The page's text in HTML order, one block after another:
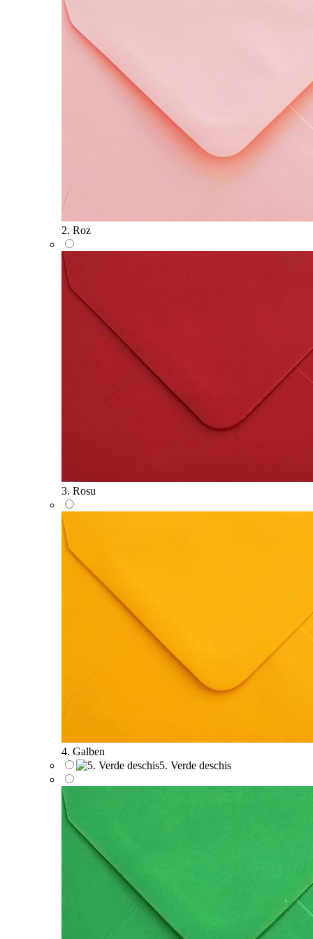
2. Roz
3. Rosu
4. Galben
5. Verde deschis